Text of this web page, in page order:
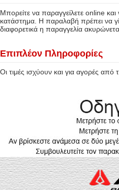
Μπορείτε να παραγγείλετε online
κατάστημα. Η παραλαβή πρέπει να
διαφορετικά η παραγγελία
Επιπλέον Πληροφορίες
Οι τιμές ισχύουν και για αγορές από